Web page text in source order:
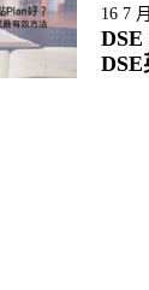
16 7
DSE